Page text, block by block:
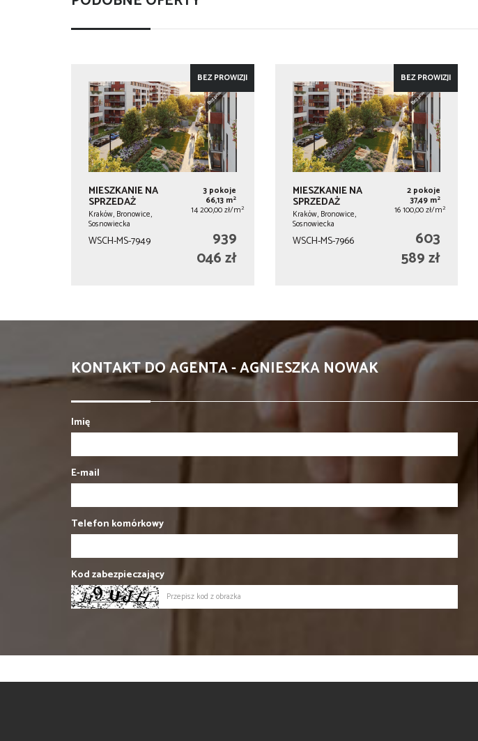
BEZ PROWIZJI
MIESZKANIE NA
SPRZEDAŻ
Kraków, Bronowice,
Sosnowiecka
3 pokoje
66,13 m2
14 200,00 zł/m2
WSCH-MS-7949
939
046 zł
BEZ PROWIZJI
MIESZKANIE NA
SPRZEDAŻ
Kraków, Bronowice,
Sosnowiecka
2 pokoje
37,49 m2
16 100,00 zł/m2
WSCH-MS-7966
603
589 zł
KONTAKT DO AGENTA - AGNIESZKA NOWAK
Imię
E-mail
Telefon komórkowy
Kod zabezpieczający